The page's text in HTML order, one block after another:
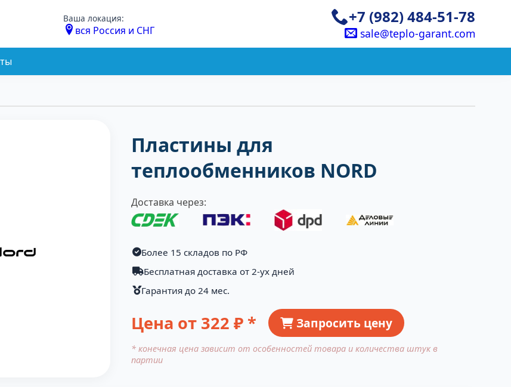
Ваша локация:
вся Россия и СНГ
+7 (982) 484-51-78
sale@teplo-garant.com
Пластины для
теплообменников NORD
Доставка через:
Более 15 складов по РФ
Бесплатная доставка от 2-ух дней
Гарантия до 24 мес.
Цена от 322 ₽ * Запросить цену
* конечная цена зависит от особенностей товара и количества штук в
партии